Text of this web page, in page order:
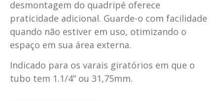
desmontagem do quadripé oferece
praticidade adicional. Guarde-o com facilidade
quando não estiver em uso, otimizando o
espaço em sua área externa.
Indicado para os varais giratórios em que o
tubo tem 1.1/4” ou 31,75mm.